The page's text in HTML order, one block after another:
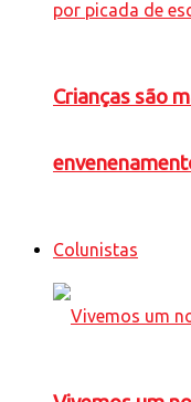
Crianças são
Colunistas